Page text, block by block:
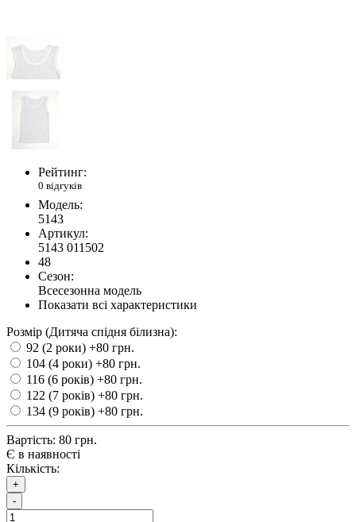
Рейтинг:
0 відгуків
Модель:
5143
Артикул:
5143 011502
48
Сезон:
Всесезонна модель
Показати всі характеристики
Розмір (Дитяча спідня білизна):
92 (2 роки) +80 грн.
104 (4 роки) +80 грн.
116 (6 років) +80 грн.
122 (7 років) +80 грн.
134 (9 років) +80 грн.
Вартість: 80 грн.
Є в наявності
Кількість:
+
-